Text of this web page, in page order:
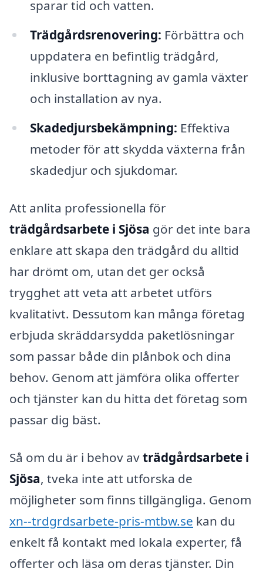
sparar tid och vatten.
Trädgårdsrenovering: Förbättra och
uppdatera en befintlig trädgård,
inklusive borttagning av gamla växter
och installation av nya.
Skadedjursbekämpning: Effektiva
metoder för att skydda växterna från
skadedjur och sjukdomar.
Att anlita professionella för
trädgårdsarbete i Sjösa gör det inte bara
enklare att skapa den trädgård du alltid
har drömt om, utan det ger också
trygghet att veta att arbetet utförs
kvalitativt. Dessutom kan många företag
erbjuda skräddarsydda paketlösningar
som passar både din plånbok och dina
behov. Genom att jämföra olika offerter
och tjänster kan du hitta det företag som
passar dig bäst.
Så om du är i behov avträdgårdsarbete i
Sjösa, tveka inte att utforska de
möjligheter som finns tillgängliga. Genom
xn--trdgrdsarbete-pris-mtbw.se kan du
enkelt få kontakt med lokala experter, få
offerter och läsa om deras tjänster. Din